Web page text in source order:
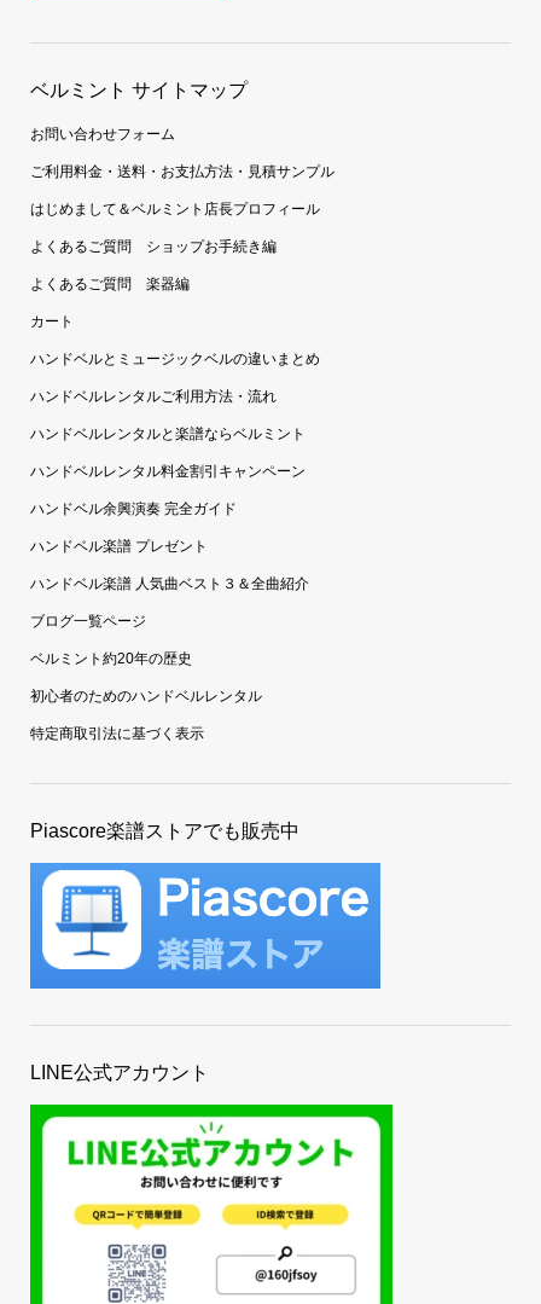
ベルミント サイトマップ
お問い合わせフォーム
ご利用料金・送料・お支払方法・見積サンプル
はじめまして＆ベルミント店長プロフィール
よくあるご質問 ショップお手続き編
よくあるご質問 楽器編
カート
ハンドベルとミュージックベルの違いまとめ
ハンドベルレンタルご利用方法・流れ
ハンドベルレンタルと楽譜ならベルミント
ハンドベルレンタル料金割引キャンペーン
ハンドベル余興演奏 完全ガイド
ハンドベル楽譜 プレゼント
ハンドベル楽譜 人気曲ベスト３＆全曲紹介
ブログ一覧ページ
ベルミント約20年の歴史
初心者のためのハンドベルレンタル
特定商取引法に基づく表示
Piascore楽譜ストアでも販売中
LINE公式アカウント